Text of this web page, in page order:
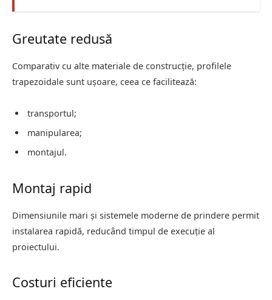
Greutate redusă
Comparativ cu alte materiale de construcție, profilele
trapezoidale sunt ușoare, ceea ce facilitează:
transportul;
manipularea;
montajul.
Montaj rapid
Dimensiunile mari și sistemele moderne de prindere permit
instalarea rapidă, reducând timpul de execuție al
proiectului.
Costuri eficiente